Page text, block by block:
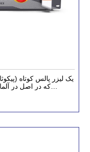
که در اصل در